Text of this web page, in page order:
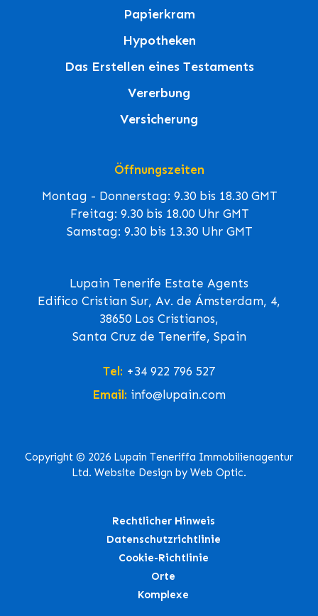
Papierkram
Hypotheken
Das Erstellen eines Testaments
Vererbung
Versicherung
Öffnungszeiten
Montag - Donnerstag: 9.30 bis 18.30 GMT
Freitag: 9.30 bis 18.00 Uhr GMT
Samstag: 9.30 bis 13.30 Uhr GMT
Lupain Tenerife Estate Agents
Edifico Cristian Sur, Av. de Ámsterdam, 4,
38650 Los Cristianos,
Santa Cruz de Tenerife, Spain
Tel: +34 922 796 527
Email: info@lupain.com
Copyright © 2026 Lupain Teneriffa Immobilienagentur
Ltd. Website Design by Web Optic.
Rechtlicher Hinweis
Datenschutzrichtlinie
Cookie-Richtlinie
Orte
Komplexe